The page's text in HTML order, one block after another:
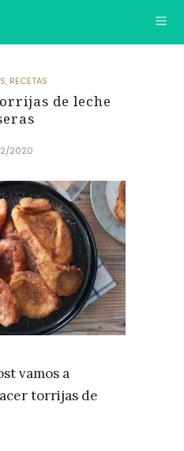
AVENTURA GASTRON
, RECETAS
de leche
2020
vamos a
torrijas de